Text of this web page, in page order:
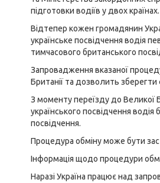
підготовки водіїв у двох країнах.
Відтепер кожен громадянин
українське посвідчення водія
тимчасового британського
Запровадження вказаної
Британії та дозволить зберегти
З моменту переїзду до Великої
українського посвідчення водія
посвідчення.
Процедура обміну може бути
Інформація щодо процедури
Наразі Україна працює над